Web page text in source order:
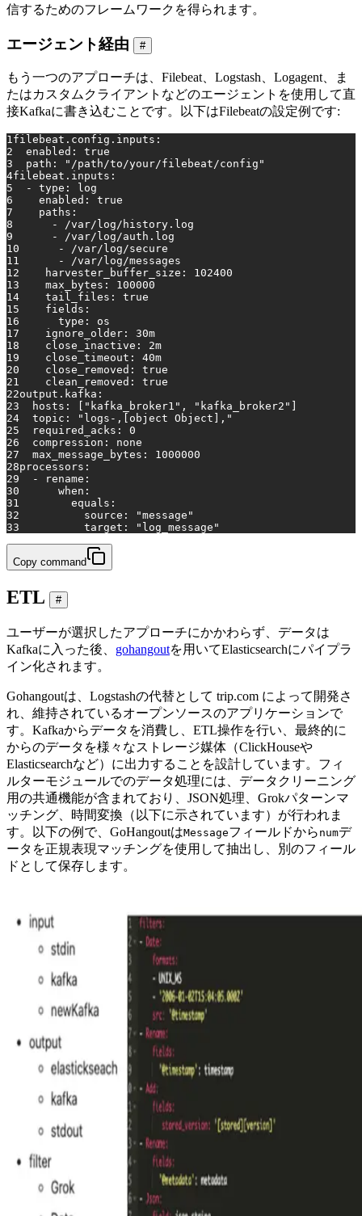
信するためのフレームワークを得られます。
エージェント経由 #
もう一つのアプローチは、Filebeat、Logstash、Logagent、ま
たはカスタムクライアントなどのエージェントを使用して直
接Kafkaに書き込むことです。以下はFilebeatの設定例です:
1filebeat.config.inputs:
2
enabled:
true
3
path:
"/path/to/your/filebeat/config"
4filebeat.inputs:
5
- type:
log
6
enabled:
true
7
paths:
8
-
/var/log/history.log
9
-
/var/log/auth.log
10
-
/var/log/secure
11
-
/var/log/messages
12
harvester_buffer_size:
102400
13
max_bytes:
100000
14
tail_files:
true
15
fields:
16
type:
os
17
ignore_older:
30m
18
close_inactive:
2m
19
close_timeout:
40m
20
close_removed:
true
21
clean_removed:
true
22output.kafka:
23
hosts: "kafka_broker1" , "kafka_broker2"
24
topic:
"logs-,[object Object],"
25
required_acks:
0
26
compression:
none
27
max_message_bytes:
1000000
28processors:
29
-
rename:
30
when:
31
equals:
32
source:
"message"
33
target: "log_message"
Copy command
ETL #
ユーザーが選択したアプローチにかかわらず、データは
Kafkaに入った後、 gohangoutを用いてElasticsearchにパイプラ
イン化されます。
Gohangoutは、Logstashの代替として trip.com によって開発さ
れ、維持されているオープンソースのアプリケーションで
す。Kafkaからデータを消費し、ETL操作を行い、最終的に
からのデータを様々なストレージ媒体（ClickHouseや
Elasticsearchなど）に出力することを設計しています。フィ
ルターモジュールでのデータ処理には、データクリーニング
用の共通機能が含まれており、JSON処理、Grokパターンマ
ッチング、時間変換（以下に示されています）が行われま
す。以下の例で、GoHangoutはMessageフィールドから numデ
ータを正規表現マッチングを使用して抽出し、別のフィール
ドとして保存します。